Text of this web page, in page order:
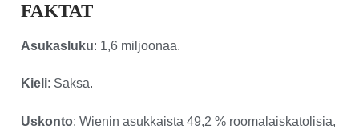
FAKTAT
Asukasluku: 1,6 miljoonaa.
Kieli: Saksa.
Uskonto: Wienin asukkaista 49,2 % roomalaiskatolisia,